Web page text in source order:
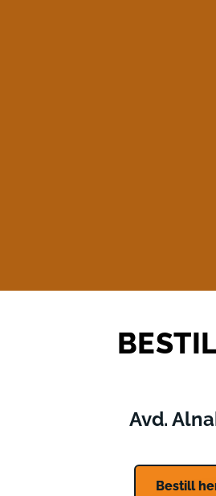
Avd.
Bestill